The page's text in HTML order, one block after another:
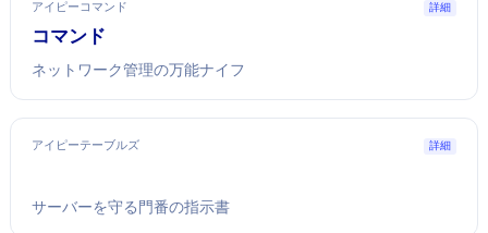
アイピーコマンド 詳細
ipコマンド
Linuxネットワーク管理の万能ナイフ
アイピーテーブルズ 詳細
Linuxサーバーを守る門番の指示書